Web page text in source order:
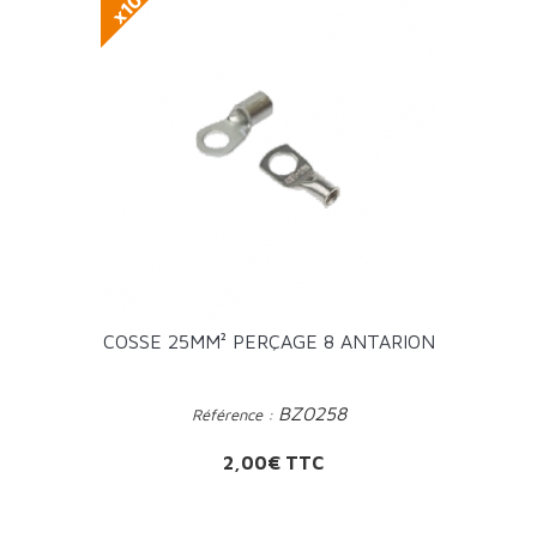
COSSE 25MM² PERÇAGE 8 ANTARION
Référence : BZ0258
Prix
2,00€ TTC
x10